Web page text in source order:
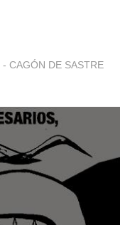
- CAGÓN DE SASTRE